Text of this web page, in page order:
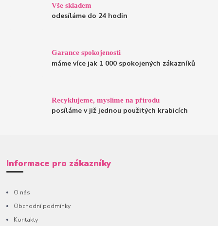
Vše skladem
odesíláme do 24 hodin
Garance spokojenosti
máme více jak 1 000 spokojených zákazníků
Recyklujeme, myslíme na přírodu
posíláme v již jednou použitých krabicích
Informace pro zákazníky
O nás
Obchodní podmínky
Kontakty